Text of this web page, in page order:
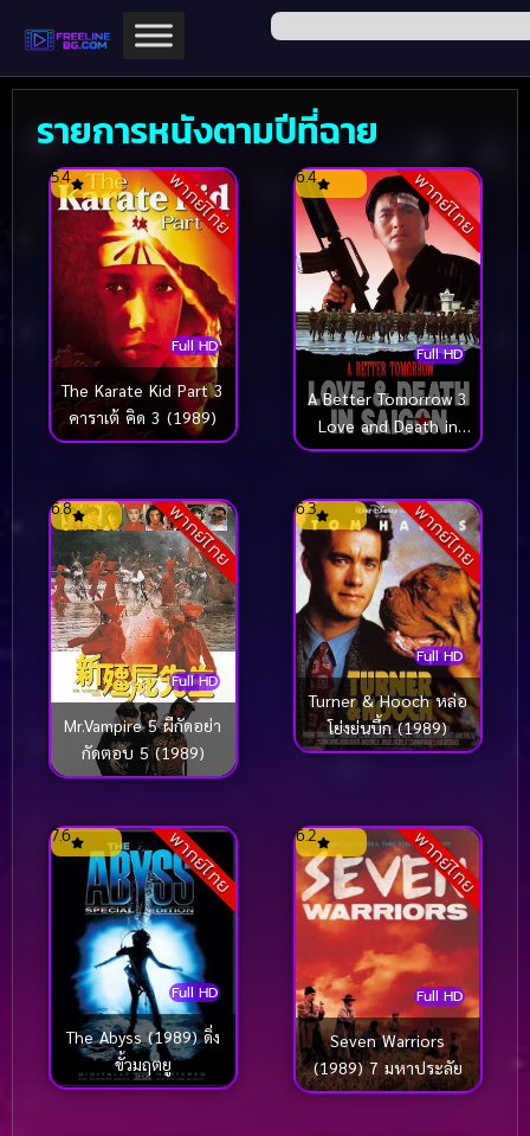
รายการหนังตามปีที่ฉาย
พากย์ไทย
Full HD
5.4
The Karate Kid Part 3
คาราเต้ คิด 3 (1989)
พากย์ไทย
Full HD
6.4
A Better Tomorrow 3
Love and Death in
Saigon โหด เลว ดี 3
พากย์ไทย
Full HD
6.8
Mr.Vampire 5 ผีกัดอย่า
กัดตอบ 5 (1989)
พากย์ไทย
Full HD
6.3
Turner & Hooch หล่อ
โย่งย่นบึ้ก (1989)
พากย์ไทย
Full HD
7.6
The Abyss (1989) ดิ่ง
ขั้วมฤตยู
พากย์ไทย
Full HD
6.2
Seven Warriors
(1989) 7 มหาประลัย